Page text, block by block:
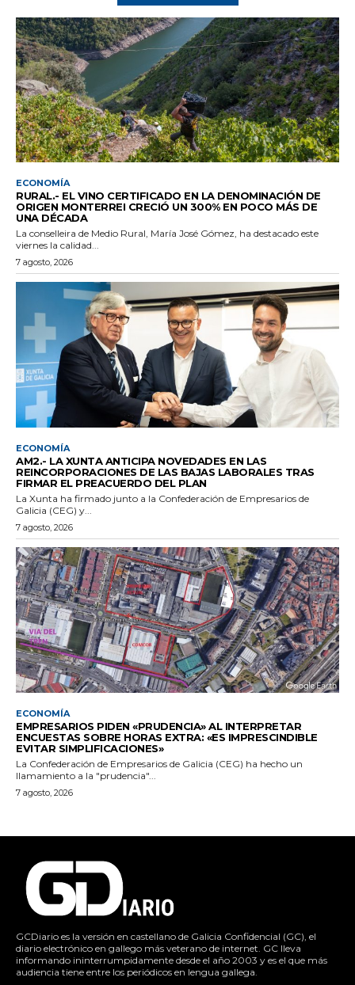
ECONOMÍA
RURAL.- EL VINO CERTIFICADO EN LA DENOMINACIÓN DE
ORIGEN MONTERREI CRECIÓ UN 300% EN POCO MÁS DE
UNA DÉCADA
La conselleira de Medio Rural, María José Gómez, ha destacado este
viernes la calidad...
7 agosto, 2026
ECONOMÍA
AM2.- LA XUNTA ANTICIPA NOVEDADES EN LAS
REINCORPORACIONES DE LAS BAJAS LABORALES TRAS
FIRMAR EL PREACUERDO DEL PLAN
La Xunta ha firmado junto a la Confederación de Empresarios de
Galicia (CEG) y...
7 agosto, 2026
ECONOMÍA
EMPRESARIOS PIDEN «PRUDENCIA» AL INTERPRETAR
ENCUESTAS SOBRE HORAS EXTRA: «ES IMPRESCINDIBLE
EVITAR SIMPLIFICACIONES»
La Confederación de Empresarios de Galicia (CEG) ha hecho un
llamamiento a la "prudencia"...
7 agosto, 2026
GCDiario es la versión en castellano de Galicia Confidencial (GC), el
diario electrónico en gallego más veterano de internet. GC lleva
informando ininterrumpidamente desde el año 2003 y es el que más
audiencia tiene entre los periódicos en lengua gallega.